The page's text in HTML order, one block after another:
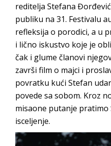
reditelja Stefana
publiku na 31. Festivalu
refleksija o porodici, a u
i lično iskustvo koje je
čak i glume članovi
završi film o majci i
povratku kući Stefan
povede sa sobom. Kroz
misaone putanje pratimo
isceljenje.